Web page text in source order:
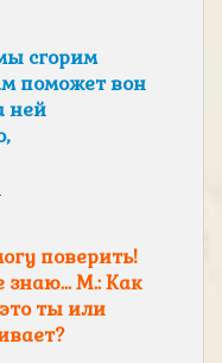
сгорим
поможет вон
ней
поверить!
знаю… М.: Как
ты или